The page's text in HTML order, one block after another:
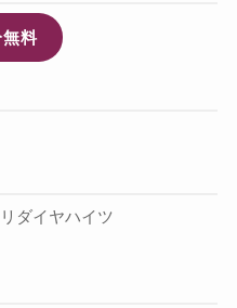
料
ダイヤハイツ